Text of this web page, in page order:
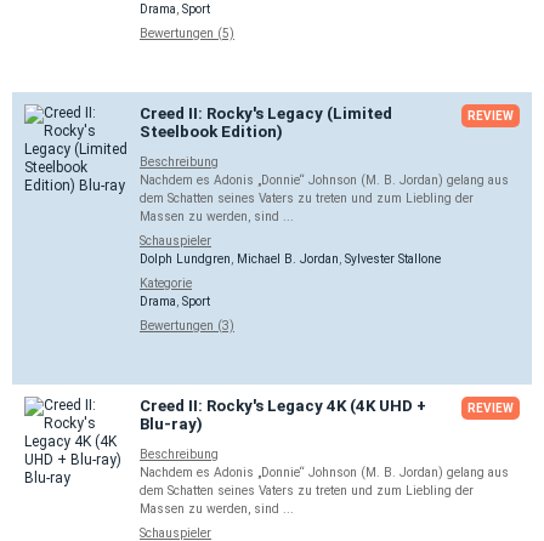
Drama Sport
Bewertungen (5)
Creed II: Rocky's Legacy (Limited
Steelbook Edition)
REVIEW
Beschreibung
Nachdem es Adonis „Donnie“ Johnson (M. B. Jordan) gelang aus
dem Schatten seines Vaters zu treten und zum Liebling der
Massen zu werden, sind ...
Schauspieler
Dolph Lundgren
Michael B. Jordan Sylvester Stallone
Kategorie
Drama Sport
Bewertungen (3)
Creed II: Rocky's Legacy 4K (4K UHD +
Blu-ray)
REVIEW
Beschreibung
Nachdem es Adonis „Donnie“ Johnson (M. B. Jordan) gelang aus
dem Schatten seines Vaters zu treten und zum Liebling der
Massen zu werden, sind ...
Schauspieler